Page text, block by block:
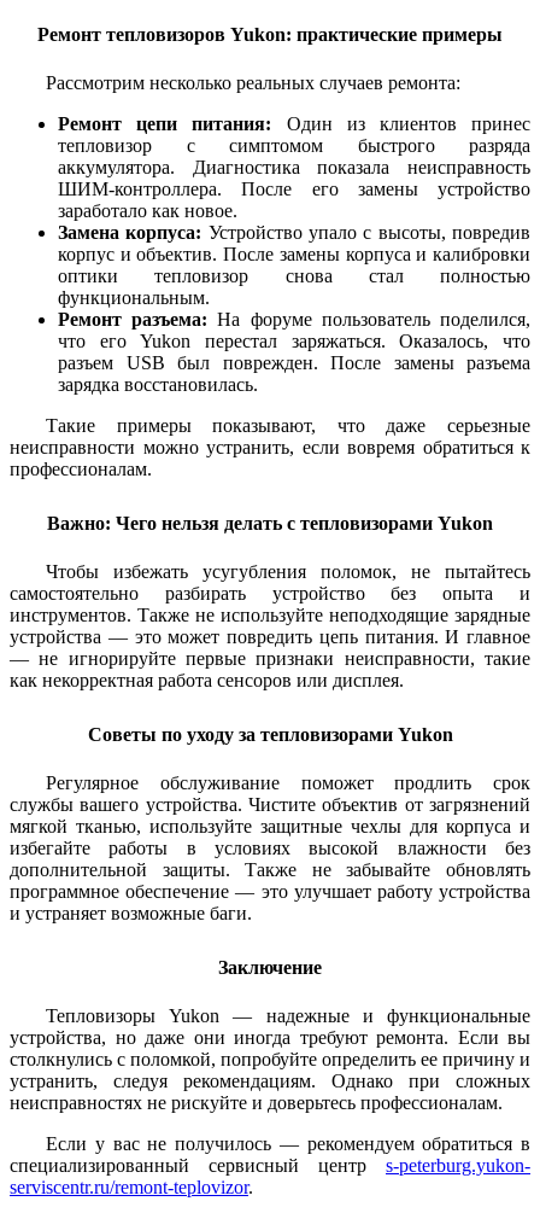
Ремонт тепловизоров Yukon: практические примеры
Рассмотрим несколько реальных случаев ремонта:
Ремонт цепи питания: Один из клиентов принес
тепловизор с симптомом быстрого разряда
аккумулятора. Диагностика показала неисправность
ШИМ-контроллера. После его замены устройство
заработало как новое.
Замена корпуса: Устройство упало с высоты, повредив
корпус и объектив. После замены корпуса и калибровки
оптики тепловизор снова стал полностью
функциональным.
Ремонт разъема: На форуме пользователь поделился,
что его Yukon перестал заряжаться. Оказалось, что
разъем USB был поврежден. После замены разъема
зарядка восстановилась.
Такие примеры показывают, что даже серьезные
неисправности можно устранить, если вовремя обратиться к
профессионалам.
Важно: Чего нельзя делать с тепловизорами Yukon
Чтобы избежать усугубления поломок, не пытайтесь
самостоятельно разбирать устройство без опыта и
инструментов. Также не используйте неподходящие зарядные
устройства — это может повредить цепь питания. И главное
— не игнорируйте первые признаки неисправности, такие
как некорректная работа сенсоров или дисплея.
Советы по уходу за тепловизорами Yukon
Регулярное обслуживание поможет продлить срок
службы вашего устройства. Чистите объектив от загрязнений
мягкой тканью, используйте защитные чехлы для корпуса и
избегайте работы в условиях высокой влажности без
дополнительной защиты. Также не забывайте обновлять
программное обеспечение — это улучшает работу устройства
и устраняет возможные баги.
Заключение
Тепловизоры Yukon — надежные и функциональные
устройства, но даже они иногда требуют ремонта. Если вы
столкнулись с поломкой, попробуйте определить ее причину и
устранить, следуя рекомендациям. Однако при сложных
неисправностях не рискуйте и доверьтесь профессионалам.
Если у вас не получилось — рекомендуем обратиться в
специализированный сервисный центр s-peterburg.yukon-
serviscentr.ru/remont-teplovizor.